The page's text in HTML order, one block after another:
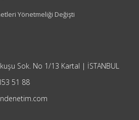
Yönetmeliği Değişti
Sok. No 1/13 Kartal | İSTANBUL
51 88